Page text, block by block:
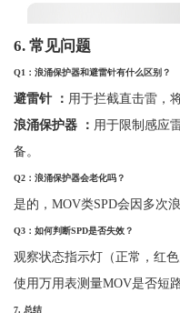
6. 常见问题
Q1 ：浪涌保护器和避雷针有什么区别？
避雷针 ： 用于拦截直击雷，
浪涌保护器
： 用于限制感应
备。
Q2：浪涌保护器会老化吗？
是的， MOV类SPD会因多次
Q3：如何判断SPD是否失效？
观察状态指示灯（正常，红色
使用万用表测量MOV是否短
7. 总结